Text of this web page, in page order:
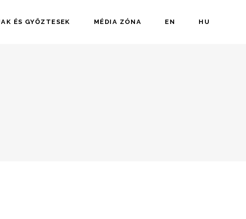
ÉS GYŐZTESEK MÉDIA ZÓNA EN HU